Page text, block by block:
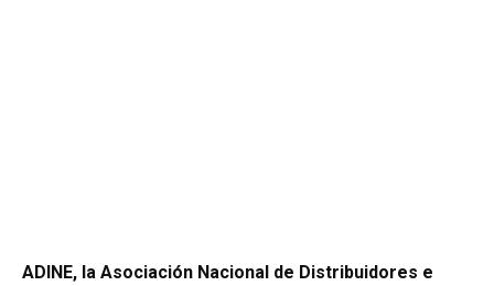
ADINE, la Asociación Nacional de Distribuidores e